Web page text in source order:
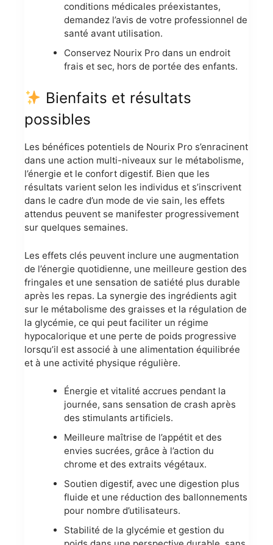
conditions médicales préexistantes,
demandez l’avis de votre professionnel de
santé avant utilisation.
Conservez Nourix Pro dans un endroit
frais et sec, hors de portée des enfants.
Bienfaits et résultats
possibles
Les bénéfices potentiels de Nourix Pro s’enracinent
dans une action multi-niveaux sur le métabolisme,
l’énergie et le confort digestif. Bien que les
résultats varient selon les individus et s’inscrivent
dans le cadre d’un mode de vie sain, les effets
attendus peuvent se manifester progressivement
sur quelques semaines.
Les effets clés peuvent inclure une augmentation
de l’énergie quotidienne, une meilleure gestion des
fringales et une sensation de satiété plus durable
après les repas. La synergie des ingrédients agit
sur le métabolisme des graisses et la régulation de
la glycémie, ce qui peut faciliter un régime
hypocalorique et une perte de poids progressive
lorsqu’il est associé à une alimentation équilibrée
et à une activité physique régulière.
Énergie et vitalité accrues pendant la
journée, sans sensation de crash après
des stimulants artificiels.
Meilleure maîtrise de l’appétit et des
envies sucrées, grâce à l’action du
chrome et des extraits végétaux.
Soutien digestif, avec une digestion plus
fluide et une réduction des ballonnements
pour nombre d’utilisateurs.
Stabilité de la glycémie et gestion du